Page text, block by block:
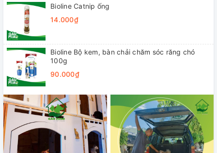
Bioline Catnip ống
14.000₫
Bioline Bộ kem, bàn chải chăm sóc răng chó
100g
90.000₫